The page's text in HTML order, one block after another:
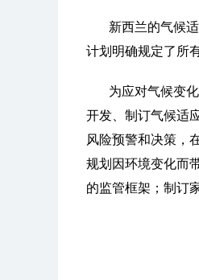
新西兰的气候
计划明确规定了所
为应对气候变
开发、制订气候适
风险预警和决策，
规划因环境变化而
的监管框架；制订